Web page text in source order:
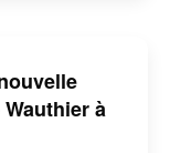
à